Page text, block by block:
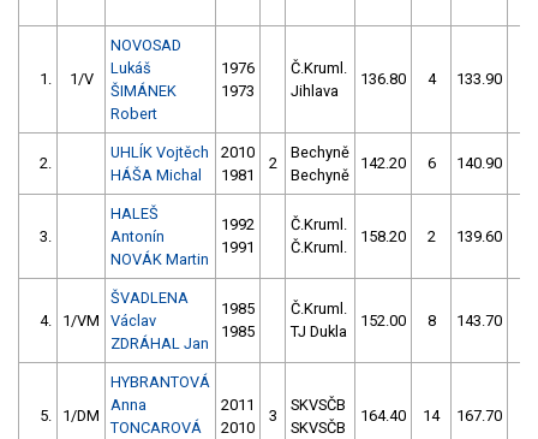
1. 1/V
NOVOSAD
Lukáš
ŠIMÁNEK
Robert
1976
1973
Č.Kruml.
Jihlava
136.80 4 133.90
2.
UHLÍK Vojtěch
HÁŠA Michal
2010
1981
2
Bechyně
Bechyně
142.20 6 140.90
3.
HALEŠ
Antonín
NOVÁK Martin
1992
1991
Č.Kruml.
Č.Kruml.
158.20 2 139.60
4. 1/VM
ŠVADLENA
Václav
ZDRÁHAL Jan
1985
1985
Č.Kruml.
TJ Dukla
152.00 8 143.70
5. 1/DM
HYBRANTOVÁ
Anna
TONCAROVÁ
2011
2010
3
SKVSČB
SKVSČB
164.40 14 167.70